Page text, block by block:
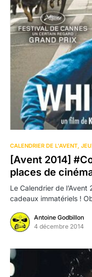
CALENDRIER DE L'AVENT
[Avent 2014]
places de
Le Calendrier de l’Avent
cadeaux immatériels !
Antoine Godbillon
4 décembre 2014